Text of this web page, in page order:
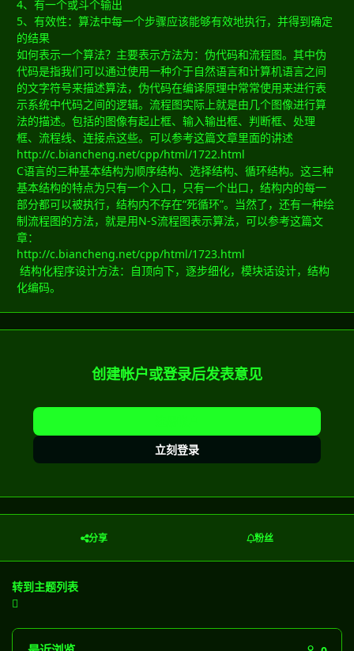
4、有一个或斗个输出
5、有效性：算法中每一个步骤应该能够有效地执行，并得到确定
的结果
如何表示一个算法？主要表示方法为：伪代码和流程图。其中伪
代码是指我们可以通过使用一种介于自然语言和计算机语言之间
的文字符号来描述算法，伪代码在编译原理中常常使用来进行表
示系统中代码之间的逻辑。流程图实际上就是由几个图像进行算
法的描述。包括的图像有起止框、输入输出框、判断框、处理
框、流程线、连接点这些。可以参考这篇文章里面的讲述
http://c.biancheng.net/cpp/html/1722.html
C语言的三种基本结构为顺序结构、选择结构、循环结构。这三种
基本结构的特点为只有一个入口，只有一个出口，结构内的每一
部分都可以被执行，结构内不存在“死循环”。当然了，还有一种绘
制流程图的方法，就是用N-S流程图表示算法，可以参考这篇文
章：
http://c.biancheng.net/cpp/html/1723.html
结构化程序设计方法：自顶向下，逐步细化，模块话设计，结构
化编码。
创建帐户或登录后发表意见
立刻登录
分享 粉丝
转到主题列表